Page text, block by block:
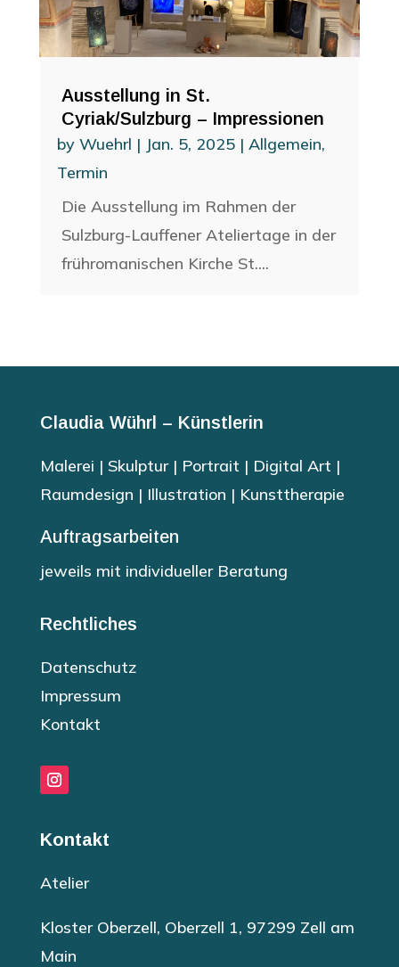
Ausstellung in St.
Cyriak/Sulzburg – Impressionen
by Wuehrl | Jan. 5, 2025| Allgemein,
Termin
Die Ausstellung im Rahmen der
Sulzburg-Lauffener Ateliertage in der
frühromanischen Kirche St....
Claudia Wührl – Künstlerin
Malerei | Skulptur | Portrait | Digital Art |
Raumdesign | Illustration | Kunsttherapie
Auftragsarbeiten
jeweils mit individueller Beratung
Rechtliches
Datenschutz
Impressum
Kontakt
Kontakt
Atelier
Kloster Oberzell, Oberzell 1, 97299 Zell am
Main